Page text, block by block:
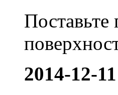
2014-12-